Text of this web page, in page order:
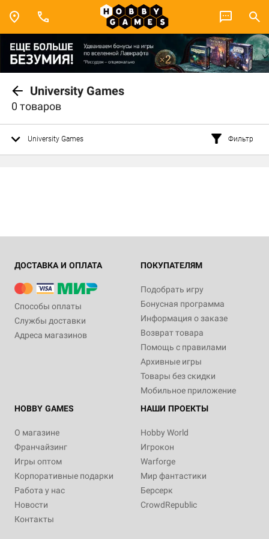
University Games
0 товаров
University Games Фильтр
ДОСТАВКА И ОПЛАТА
Способы оплаты
Службы доставки
Адреса магазинов
ПОКУПАТЕЛЯМ
Подобрать игру
Бонусная программа
Информация о заказе
Возврат товара
Помощь с правилами
Архивные игры
Товары без скидки
Мобильное приложение
HOBBY GAMES
О магазине
Франчайзинг
Игры оптом
Корпоративные подарки
Работа у нас
Новости
Контакты
НАШИ ПРОЕКТЫ
Hobby World
Игрокон
Warforge
Мир фантастики
Берсерк
CrowdRepublic